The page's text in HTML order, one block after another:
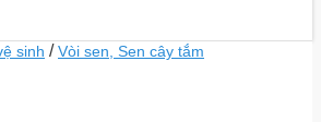
sinh / Vòi sen, Sen cây tắm